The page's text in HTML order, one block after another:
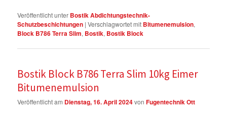
Veröffentlicht unter Bostik Abdichtungstechnik-
Schutzbeschichtungen |Verschlagwortet mit Bitumenemulsion,
Block B786 Terra Slim, Bostik, Bostik Block
Bostik Block B786 Terra Slim 10kg Eimer
Bitumenemulsion
Veröffentlicht am Dienstag, 16. April 2024vonFugentechnik Ott